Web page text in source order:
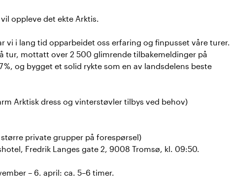
oppleve det ekte Arktis.
vi i lang tid opparbeidet oss erfaring og finpusset våre turer.
tur, mottatt over 2 500 glimrende tilbakemeldinger på
og bygget et solid rykte som en av landsdelens beste
Arktisk dress og vinterstøvler tilbys ved behov)
større private grupper på forespørsel)
Fredrik Langes gate 2, 9008 Tromsø, kl. 09:50.
– 6. april: ca. 5–6 timer.